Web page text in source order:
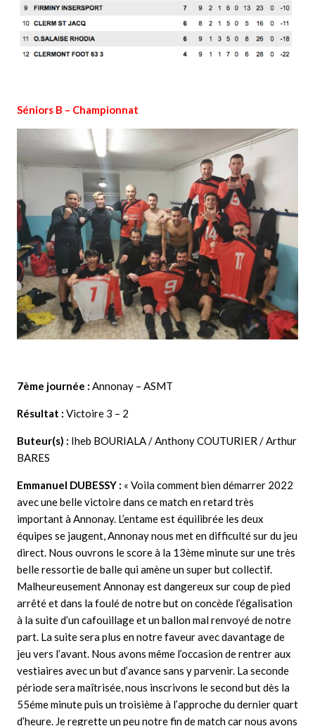
Séniors B – Championnat
7ème journée : Annonay – ASMT
Résultat : Victoire 3 – 2
Buteur(s) : Iheb BOURIALA / Anthony COUTURIER / Arthur
BARES
Emmanuel DUBESSY : « Voila comment bien démarrer 2022
avec une belle victoire dans ce match en retard très
important à Annonay. L’entame est équilibrée les deux
équipes se jaugent, Annonay nous met en difficulté sur du jeu
direct. Nous ouvrons le score à la 13ème minute sur une très
belle ressortie de balle qui amène un super but collectif.
Malheureusement Annonay est dangereux sur coup de pied
arrêté et dans la foulé de notre but on concède l’égalisation
à la suite d’un cafouillage et un ballon mal renvoyé de notre
part. La suite sera plus en notre faveur avec davantage de
jeu vers l’avant. Nous avons même l’occasion de rentrer aux
vestiaires avec un but d’avance sans y parvenir. La seconde
période sera maîtrisée, nous inscrivons le second but dès la
55éme minute puis un troisième à l’approche du dernier quart
d’heure. Je regrette un peu notre fin de match car nous avons